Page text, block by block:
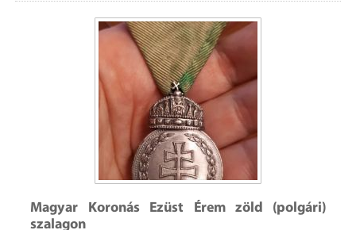
Magyar Koronás Ezüst Érem zöld (polgári)
szalagon